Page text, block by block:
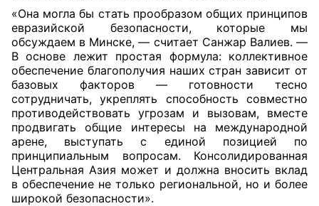
«Она могла бы стать прообразом общих принципов
евразийской безопасности, которые мы
обсуждаем в Минске, — считает Санжар Валиев. —
В основе лежит простая формула: коллективное
обеспечение благополучия наших стран зависит от
базовых факторов — готовности тесно
сотрудничать, укреплять способность совместно
противодействовать угрозам и вызовам, вместе
продвигать общие интересы на международной
арене, выступать с единой позицией по
принципиальным вопросам. Консолидированная
Центральная Азия может и должна вносить вклад
в обеспечение не только региональной, но и более
широкой безопасности».